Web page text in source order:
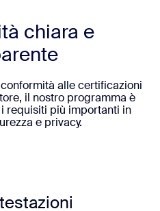
chiara e
alle certificazioni
il nostro programma è
requisiti più importanti in
e privacy.